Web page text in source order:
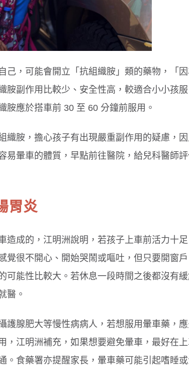
己，可能會開立「抗組織胺」類的藥物，「
胺副作用比較少、安全性高，較適合小小孩服
胺應於搭車前 30 至 60 分鐘前服用。
織胺，擔心孩子有出現嚴重副作用的疑慮，
易暈車的體質，早點前往醫院，給兒科醫師
胃炎
造成的，江明洲說明，若孩子上車前活力十
覺很不開心、開始哭鬧或嘔吐，但只要開窗
可能性比較大。若休息一段時間之後都沒有
醫。
護腺肥大等慢性病病人，若想服用暈車藥，
，江明洲補充，如果想要避免暈車，最好在
。食藥署亦提醒家長，暈車藥可能引起嗜睡